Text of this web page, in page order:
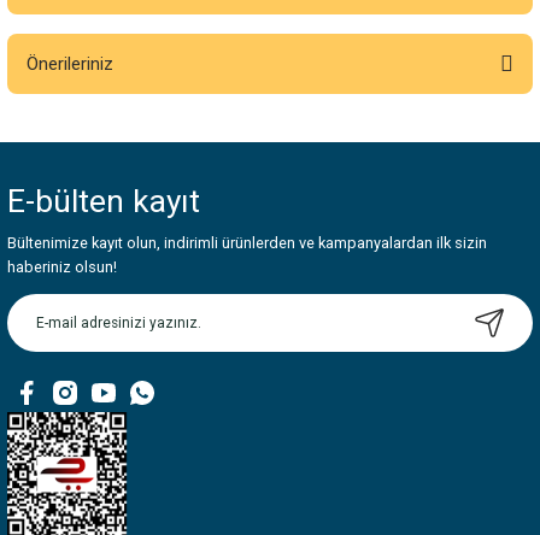
Bu ürüne ilk yorumu siz yapın!
Önerileriniz
Görüş ve önerileriniz için teşekkür ederiz.
Ürün resmi kalitesiz, bozuk veya görüntülenemiyor.
Ürün açıklamasında eksik bilgiler bulunuyor.
Ürün bilgilerinde hatalar bulunuyor.
Bu ürüne benzer farklı alternatifler olmalı.
E-bülten kayıt
Bültenimize kayıt olun, indirimli ürünlerden ve kampanyalardan ilk sizin
haberiniz olsun!